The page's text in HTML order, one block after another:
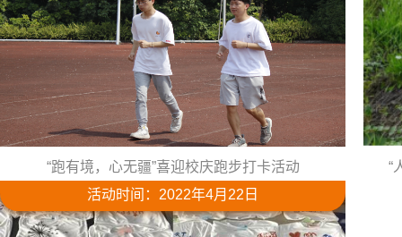
“跑有境，心无疆”喜迎校庆跑步打卡活动 “
活动时间：2022年4月22日